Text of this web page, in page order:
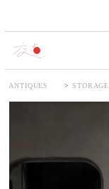
ANTIQUES > STORAGE